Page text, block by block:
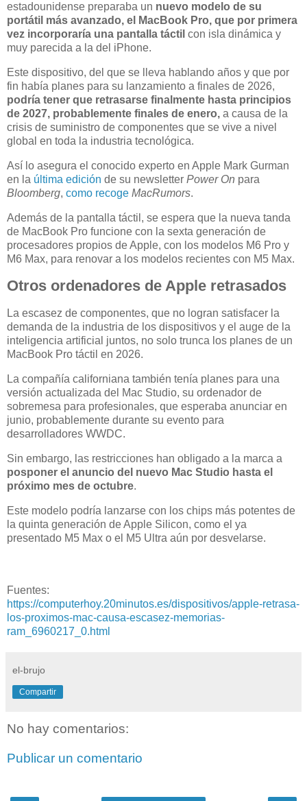
estadounidense preparaba un nuevo modelo de su
portátil más avanzado, el MacBook Pro, que por primera
vez incorporaría una pantalla táctil con isla dinámica y
muy parecida a la del iPhone.
Este dispositivo, del que se lleva hablando años y que por
fin había planes para su lanzamiento a finales de 2026,
podría tener que retrasarse finalmente hasta principios
de 2027, probablemente finales de enero, a causa de la
crisis de suministro de componentes que se vive a nivel
global en toda la industria tecnológica.
Así lo asegura el conocido experto en Apple Mark Gurman
en la última edición de su newsletter Power On para
Bloomberg, como recoge MacRumors.
Además de la pantalla táctil, se espera que la nueva tanda
de MacBook Pro funcione con la sexta generación de
procesadores propios de Apple, con los modelos M6 Pro y
M6 Max, para renovar a los modelos recientes con M5 Max.
Otros ordenadores de Apple retrasados
La escasez de componentes, que no logran satisfacer la
demanda de la industria de los dispositivos y el auge de la
inteligencia artificial juntos, no solo trunca los planes de un
MacBook Pro táctil en 2026.
La compañía californiana también tenía planes para una
versión actualizada del Mac Studio, su ordenador de
sobremesa para profesionales, que esperaba anunciar en
junio, probablemente durante su evento para
desarrolladores WWDC.
Sin embargo, las restricciones han obligado a la marca a
posponer el anuncio del nuevo Mac Studio hasta el
próximo mes de octubre.
Este modelo podría lanzarse con los chips más potentes de
la quinta generación de Apple Silicon, como el ya
presentado M5 Max o el M5 Ultra aún por desvelarse.
Fuentes:
https://computerhoy.20minutos.es/dispositivos/apple-retrasa-
los-proximos-mac-causa-escasez-memorias-
ram_6960217_0.html
el-brujo
Compartir
No hay comentarios:
Publicar un comentario